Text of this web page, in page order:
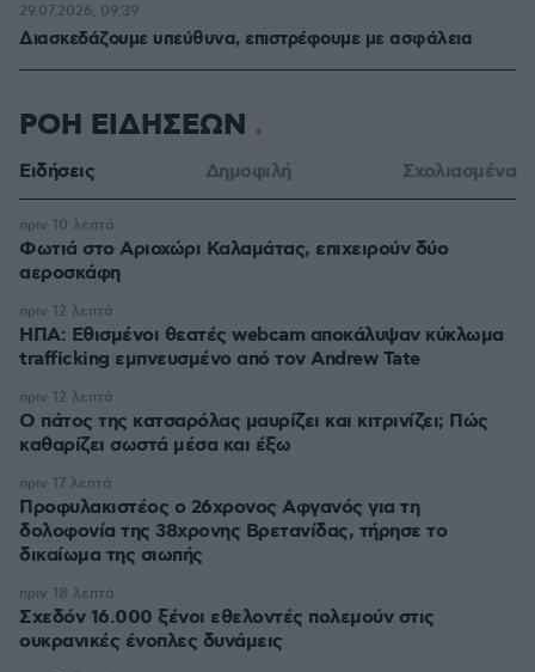
Διασκεδάζουμε υπεύθυνα, επιστρέφουμε με ασφάλεια
29.07.2026, 09:39
ΡΟΗ ΕΙΔΗΣΕΩΝ
Ειδήσεις Δημοφιλή Σχολιασμένα
Φωτιά στο Αριοχώρι Καλαμάτας, επιχειρούν δύο
αεροσκάφη
πριν 10 λεπτά
ΗΠΑ: Εθισμένοι θεατές webcam αποκάλυψαν κύκλωμα
trafficking εμπνευσμένο από τον Andrew Tate
πριν 12 λεπτά
Ο πάτος της κατσαρόλας μαυρίζει και κιτρινίζει; Πώς
καθαρίζει σωστά μέσα και έξω
πριν 12 λεπτά
Προφυλακιστέος ο 26χρονος Αφγανός για τη
δολοφονία της 38χρονης Βρετανίδας, τήρησε το
δικαίωμα της σιωπής
πριν 17 λεπτά
Σχεδόν 16.000 ξένοι εθελοντές πολεμούν στις
ουκρανικές ένοπλες δυνάμεις
πριν 18 λεπτά